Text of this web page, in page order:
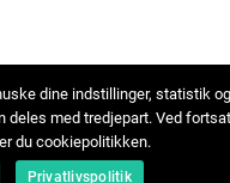
dine indstillinger, statistik
deles med tredjepart. Ved
du cookiepolitikken.
Privatlivspolitik